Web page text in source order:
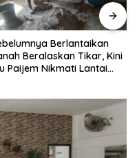
Tikar, Kini
Lantai
Jumat
Puluh,
Sagala